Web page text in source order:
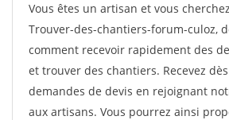
Vous êtes un artisan et vous
Trouver-des-chantiers-forum-culoz,
comment recevoir rapidement des
et trouver des chantiers. Recevez
demandes de devis en rejoignant
aux artisans. Vous pourrez ainsi